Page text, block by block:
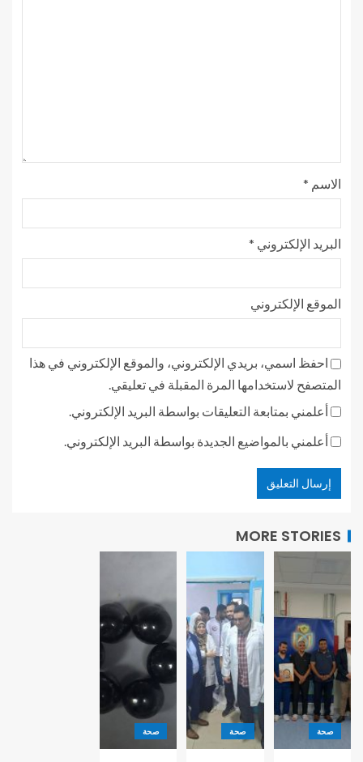
الاسم *
البريد الإلكتروني *
الموقع الإلكتروني
احفظ اسمي، بريدي الإلكتروني، والموقع الإلكتروني في هذا
المتصفح لاستخدامها المرة المقبلة في تعليقي.
أعلمني بمتابعة التعليقات بواسطة البريد الإلكتروني.
أعلمني بالمواضيع الجديدة بواسطة البريد الإلكتروني.
MORE STORIES
صحة صحة صحة